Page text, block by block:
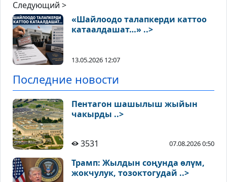
Следующий >
«Шайлоодо талапкерди каттоо
катаалдашат…» ..>
13.05.2026 12:07
Последние новости
Пентагон шашылыш жыйын
чакырды ..>
3531 07.08.2026 0:50
Трамп: Жылдын соңунда өлүм,
жокчулук, тозоктогудай ..>